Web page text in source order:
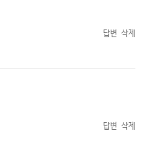
답변 삭제
답변 삭제